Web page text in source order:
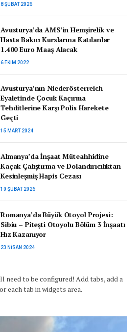
8 ŞUBAT 2026
Avusturya’da AMS’in Hemşirelik ve
Hasta Bakıcı Kurslarına Katılanlar
1.400 Euro Maaş Alacak
6 EKIM 2022
Avusturya’nın Niederösterreich
Eyaletinde Çocuk Kaçırma
Tehditlerine Karşı Polis Harekete
Geçti
15 MART 2024
Almanya’da İnşaat Müteahhidine
Kaçak Çalıştırma ve Dolandırıcılıktan
Kesinleşmiş Hapis Cezası
10 ŞUBAT 2026
Romanya’da Büyük Otoyol Projesi:
Sibiu – Pitești Otoyolu Bölüm 3 İnşaatı
Hız Kazanıyor
23 NISAN 2024
need to be configured! Add tabs, add a
each tab in widgets area.